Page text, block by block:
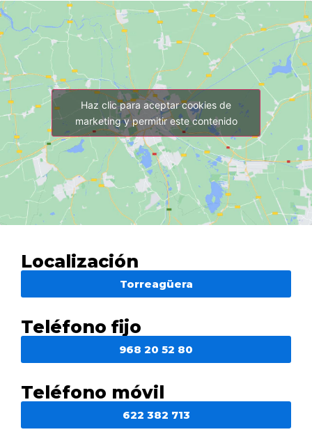
Haz clic para aceptar cookies de
marketing y permitir este contenido
Localización
Torreagüera
Teléfono fijo
968 20 52 80
Teléfono móvil
622 382 713